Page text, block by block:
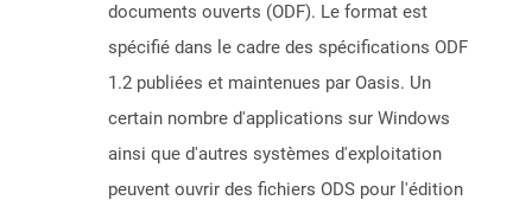
documents ouverts (ODF). Le format est
spécifié dans le cadre des spécifications ODF
1.2 publiées et maintenues par Oasis. Un
certain nombre d'applications sur Windows
ainsi que d'autres systèmes d'exploitation
peuvent ouvrir des fichiers ODS pour l'édition